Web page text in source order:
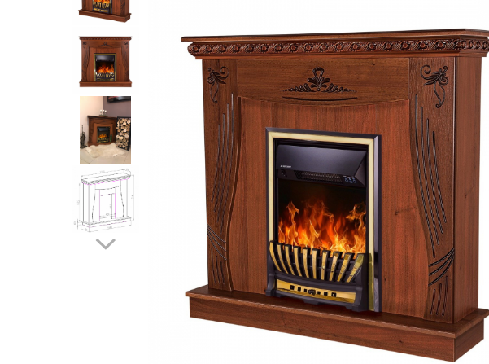
Pompe apa de suprafata
Hidrofor cu pompa submersibila
Pompe de stropit
Pompe de stropit electrice
Pompe de stropit manuale
Mori electrice
Mori electrice cereale